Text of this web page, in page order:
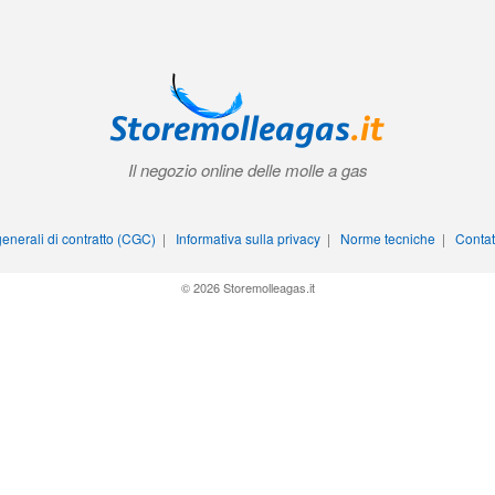
Il negozio online delle molle a gas
di contratto (CGC) | Informativa sulla privacy| Norme tecniche|
© 2026 Storemolleagas.it